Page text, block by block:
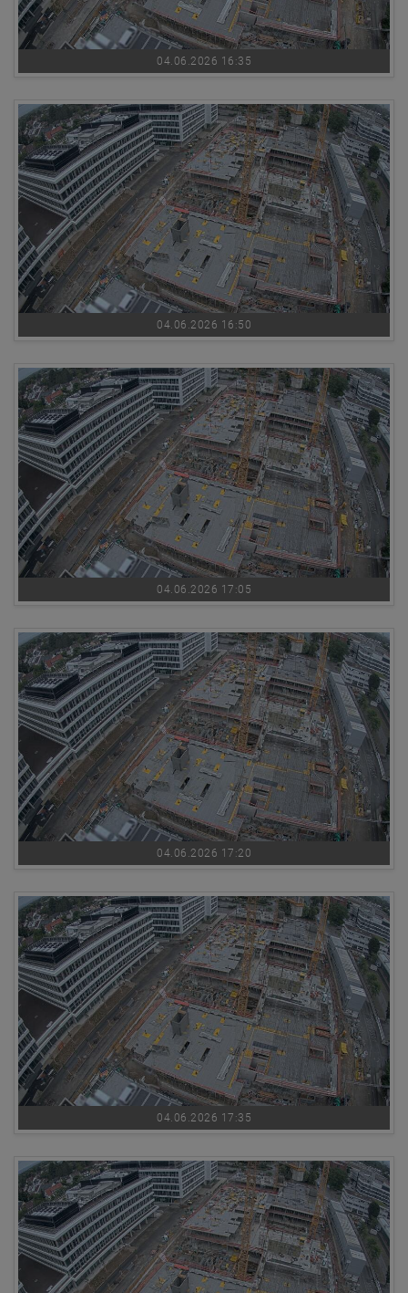
04.06.2026 16:35
04.06.2026 16:50
04.06.2026 17:05
04.06.2026 17:20
04.06.2026 17:35